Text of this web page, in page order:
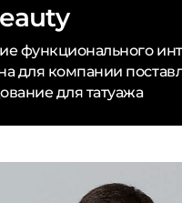
функционального
для компании
для татуажа